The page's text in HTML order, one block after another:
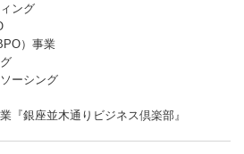
ング
）事業
ーシング
『銀座並木通りビジネス倶楽部』